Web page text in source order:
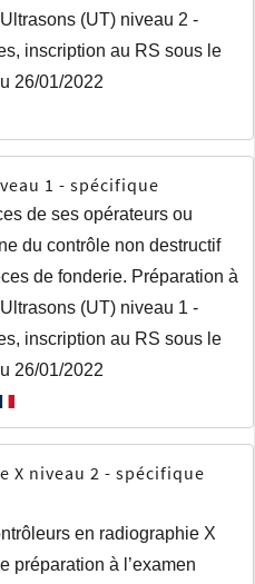
(UT) niveau 2 -
inscription au RS sous le
26/01/2022
1 - spécifique
de ses opérateurs ou
du contrôle non destructif
de fonderie. Préparation à
(UT) niveau 1 -
inscription au RS sous le
26/01/2022
X niveau 2 - spécifique
en radiographie X
préparation à l’examen